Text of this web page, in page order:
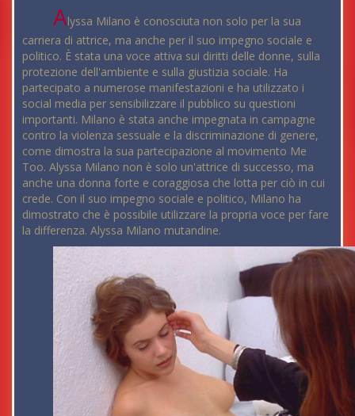
Alyssa Milano è conosciuta non solo per la sua
carriera di attrice, ma anche per il suo impegno sociale e
politico. È stata una voce attiva sui diritti delle donne, sulla
protezione dell'ambiente e sulla giustizia sociale. Ha
partecipato a numerose manifestazioni e ha utilizzato i
social media per sensibilizzare il pubblico su questioni
importanti. Milano è stata anche impegnata in campagne
contro la violenza sessuale e la discriminazione di genere,
come dimostra la sua partecipazione al movimento Me
Too. Alyssa Milano non è solo un'attrice di successo, ma
anche una donna forte e coraggiosa che lotta per ciò in cui
crede. Con il suo impegno sociale e politico, Milano ha
dimostrato che è possibile utilizzare la propria voce per fare
la differenza. Alyssa Milano mutandine.